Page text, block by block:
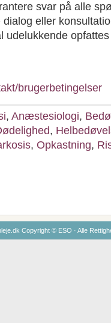
svar på alle
eller
udelukkende
brugerbetingelser
, Anæstesiologi,
,
, Opkastning,
Copyright © ESO · Alle